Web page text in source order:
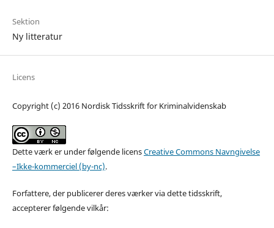
Sektion
Ny litteratur
Licens
Copyright (c) 2016 Nordisk Tidsskrift for Kriminalvidenskab
Dette værk er under følgende licensCreative Commons Navngivelse
–Ikke-kommerciel (by-nc).
Forfattere, der publicerer deres værker via dette tidsskrift,
accepterer følgende vilkår: